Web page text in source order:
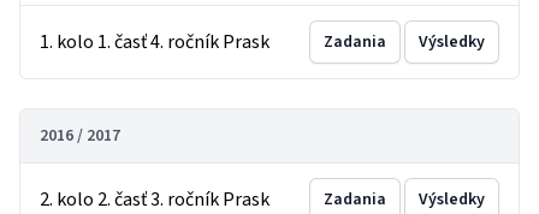
1. kolo 1. časť 4. ročník Prask Zadania Výsledky
2016 / 2017
2. kolo 2. časť 3. ročník Prask Zadania Výsledky